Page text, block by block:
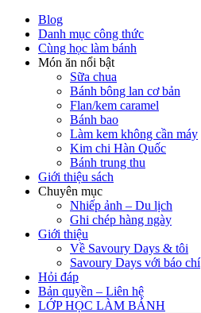
Blog
Danh mục công thức
Cùng học làm bánh
Món ăn nổi bật
Sữa chua
Bánh bông lan cơ bản
Flan/kem caramel
Bánh bao
Làm kem không cần máy
Kim chi Hàn Quốc
Bánh trung thu
Giới thiệu sách
Chuyên mục
Nhiếp ảnh – Du lịch
Ghi chép hàng ngày
Giới thiệu
Về Savoury Days & tôi
Savoury Days với báo chí
Hỏi đáp
Bản quyền – Liên hệ
LỚP HỌC LÀM BÁNH